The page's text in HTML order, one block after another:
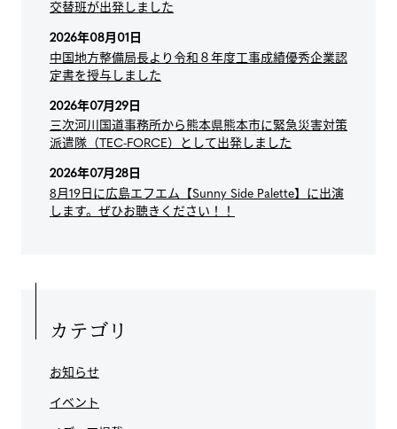
交替班が出発しました
2026年08月01日
中国地方整備局長より令和８年度工事成績優秀企業認
定書を授与しました
2026年07月29日
三次河川国道事務所から熊本県熊本市に緊急災害対策
派遣隊（TEC-FORCE）として出発しました
2026年07月28日
8月19日に広島エフエム【Sunny Side Palette】に出演
します。ぜひお聴きください！！
カテゴリ
お知らせ
イベント